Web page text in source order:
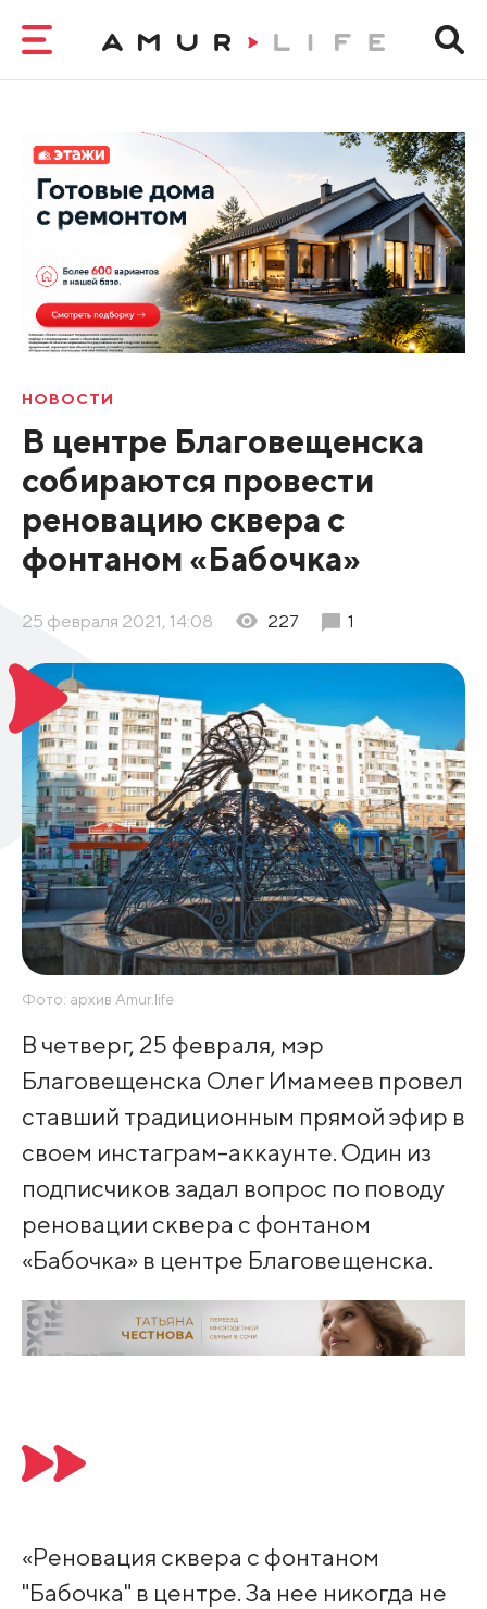
НОВОСТИ
В центре Благовещенска
собираются провести
реновацию сквера с
фонтаном «Бабочка»
25 февраля 2021, 14:08 227 1
Фото: архив Amur.life
В четверг, 25 февраля, мэр
Благовещенска Олег Имамеев провел
ставший традиционным прямой эфир в
своем инстаграм-аккаунте. Один из
подписчиков задал вопрос по поводу
реновации сквера с фонтаном
«Бабочка» в центре Благовещенска.
«Реновация сквера с фонтаном
"Бабочка" в центре. За нее никогда не